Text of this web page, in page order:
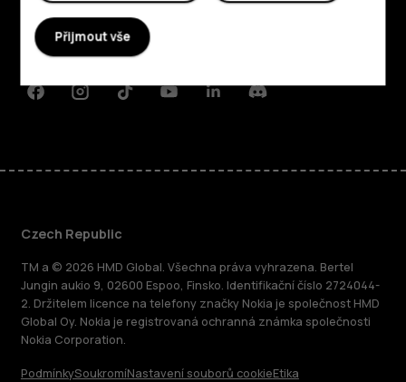
Planet and people
FacebookInstagramTiktokYoutubeLinkedinDiscord
Czech Republic
TM a © 2026 HMD Global. Všechna práva vyhrazena. Bertel
Jungin aukio 9, 02600 Espoo, Finsko. Identifikační číslo 2724044-
2. Držitelem licence na telefony značky Nokia je společnost HMD
Global Oy. Nokia je registrovaná ochranná známka společnosti
Nokia Corporation.
PodmínkySoukromíNastavení souborů cookieEtika
Přijmout vše